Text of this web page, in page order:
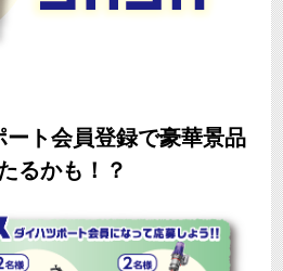
ート会員登録で豪華景品
るかも！？